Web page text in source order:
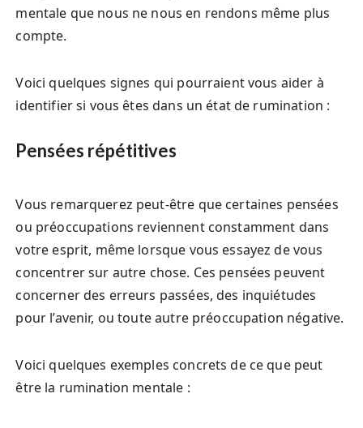
mentale que nous ne nous en rendons même plus
compte.
Voici quelques signes qui pourraient vous aider à
identifier si vous êtes dans un état de rumination :
Pensées répétitives
Vous remarquerez peut-être que certaines pensées
ou préoccupations reviennent constamment dans
votre esprit, même lorsque vous essayez de vous
concentrer sur autre chose. Ces pensées peuvent
concerner des erreurs passées, des inquiétudes
pour l’avenir, ou toute autre préoccupation négative.
Voici quelques exemples concrets de ce que peut
être la rumination mentale :